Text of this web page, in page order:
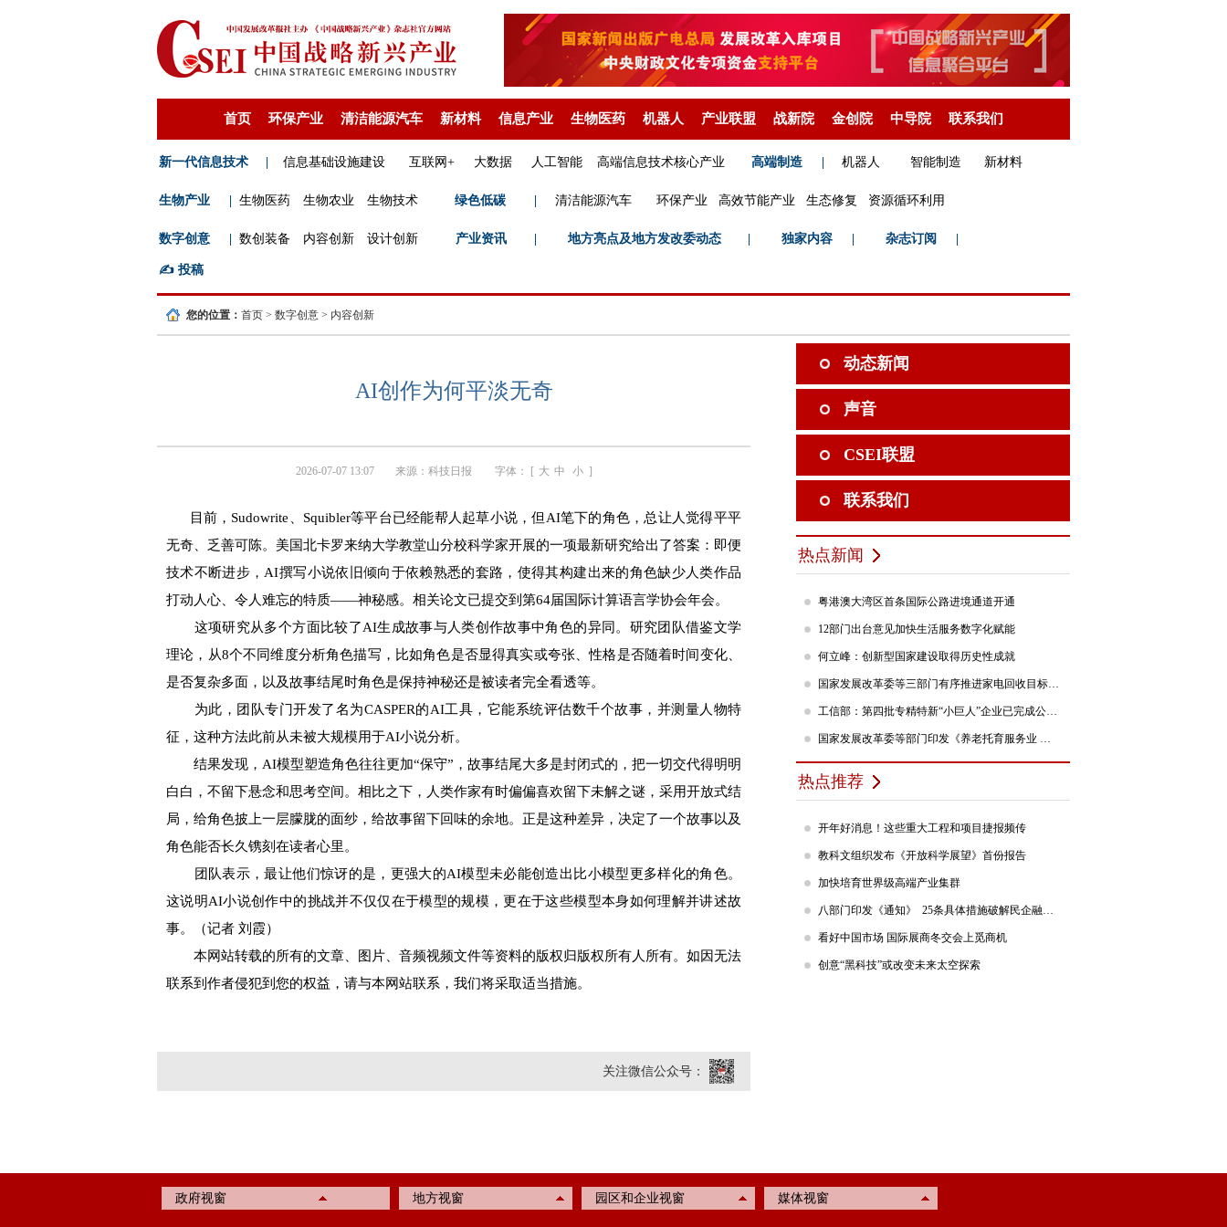
首页 环保产业 清洁能源汽车 新材料 信息产业 生物医药 机器人 产业联盟 战新院 金创院 中导院 联系我们
新一代信息技术 信息基础设施建设 互联网+ 大数据 人工智能 高端信息技术核心产业 高端制造 机器人 智能制造 新材料
生物产业 生物医药 生物农业 生物技术 绿色低碳 清洁能源汽车 环保产业 高效节能产业 生态修复 资源循环利用
数字创意 数创装备 内容创新 设计创新 产业资讯 地方亮点及地方发改委动态 独家内容 杂志订阅
✍️ 投稿
您的位置： 首页 > 数字创意 > 内容创新
AI创作为何平淡无奇
2026-07-07 13:07 来源： 科技日报 字体： [ 大 中 小 ]
目前，Sudowrite、Squibler等平台已经能帮人起草小说，但AI笔下的角色，总让人觉得平平
无奇、乏善可陈。美国北卡罗来纳大学教堂山分校科学家开展的一项最新研究给出了答案：即便
技术不断进步，AI撰写小说依旧倾向于依赖熟悉的套路，使得其构建出来的角色缺少人类作品
打动人心、令人难忘的特质——神秘感。相关论文已提交到第64届国际计算语言学协会年会。
这项研究从多个方面比较了AI生成故事与人类创作故事中角色的异同。研究团队借鉴文学
理论，从8个不同维度分析角色描写，比如角色是否显得真实或夸张、性格是否随着时间变化、
是否复杂多面，以及故事结尾时角色是保持神秘还是被读者完全看透等。
为此，团队专门开发了名为CASPER的AI工具，它能系统评估数千个故事，并测量人物特
征，这种方法此前从未被大规模用于AI小说分析。
结果发现，AI模型塑造角色往往更加“保守”，故事结尾大多是封闭式的，把一切交代得明明
白白，不留下悬念和思考空间。相比之下，人类作家有时偏偏喜欢留下未解之谜，采用开放式结
局，给角色披上一层朦胧的面纱，给故事留下回味的余地。正是这种差异，决定了一个故事以及
角色能否长久镌刻在读者心里。
团队表示，最让他们惊讶的是，更强大的AI模型未必能创造出比小模型更多样化的角色。
这说明AI小说创作中的挑战并不仅仅在于模型的规模，更在于这些模型本身如何理解并讲述故
事。（记者 刘霞）
本网站转载的所有的文章、图片、音频视频文件等资料的版权归版权所有人所有。如因无法
联系到作者侵犯到您的权益，请与本网站联系，我们将采取适当措施。
关注微信公众号：
动态新闻
声音
CSEI联盟
联系我们
热点新闻
粤港澳大湾区首条国际公路进境通道开通
12部门出台意见加快生活服务数字化赋能
何立峰：创新型国家建设取得历史性成就
国家发展改革委等三部门有序推进家电回收目标责任制行动
工信部：第四批专精特新“小巨人”企业已完成公示，民营企业占84%
国家发展改革委等部门印发《养老托育服务业 纾困扶持若干政策措施》的通知
热点推荐
开年好消息！这些重大工程和项目捷报频传
教科文组织发布《开放科学展望》首份报告
加快培育世界级高端产业集群
八部门印发《通知》 25条具体措施破解民企融资难题
看好中国市场 国际展商冬交会上觅商机
创意“黑科技”或改变未来太空探索
政府视窗 地方视窗 园区和企业视窗 媒体视窗